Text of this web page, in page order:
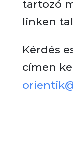
tartozó
linken
Kérdés
címen